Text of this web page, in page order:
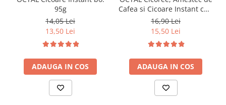
95g
14,05 Lei
13,50 Lei
ADAUGA IN COS
Cafea si Cicoare Instant cut.
100g
16,90 Lei
15,50 Lei
ADAUGA IN COS